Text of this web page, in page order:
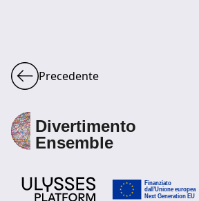
Precedente